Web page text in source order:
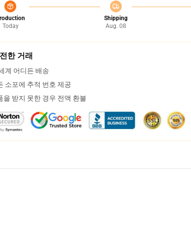
Today
Shipping
Aug. 08
한 거래
계 어디든 배송
소포에 추적 번호 제공
을 받지 못한 경우 전액 환불